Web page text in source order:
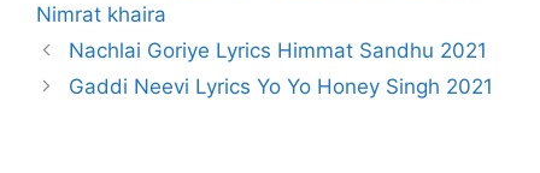
Nimrat khaira
Nachlai Goriye Lyrics Himmat Sandhu 2021
Gaddi Neevi Lyrics Yo Yo Honey Singh 2021